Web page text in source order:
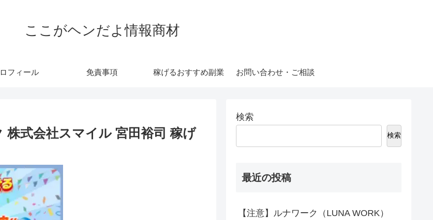
ここがヘンだよ情報商材
フィール 免責事項 稼げるおすすめ副業 お問い合わせ・ご相談
株式会社スマイル 宮田裕司 稼げ
検索
検索
最近の投稿
【注意】ルナワーク（LUNA WORK）